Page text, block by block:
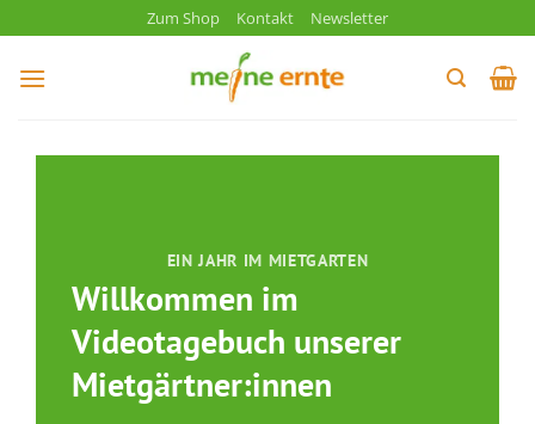
Inhalt
springen
Zum Shop Kontakt Newsletter
EIN JAHR IM MIETGARTEN
Willkommen im
Videotagebuch unserer
Mietgärtner:innen